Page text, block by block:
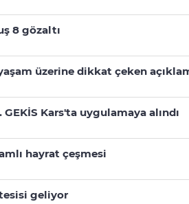
8 gözaltı
yaşam üzerine dikkat çeken
Kars'ta uygulamaya alındı
hayrat çeşmesi
tesisi geliyor